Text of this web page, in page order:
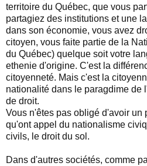
territoire du Québec, que vous
partagiez des institutions et une
dans son économie, vous avez
citoyen, vous faite partie de la
du Québec) quelque soit votre
ethenie d'origine. C'est la
citoyenneté. Mais c'est la
nationalité dans le paragdime de
de droit.
Vous n'êtes pas obligé d'avoir un
qu'ont appel du nationalisme
civils, le droit du sol.
Dans d'autres sociétés, comme